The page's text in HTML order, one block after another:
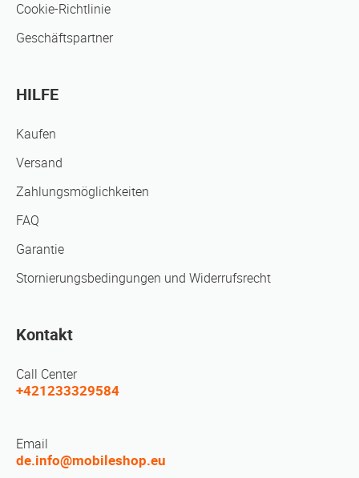
Cookie-Richtlinie
Geschäftspartner
HILFE
Kaufen
Versand
Zahlungsmöglichkeiten
FAQ
Garantie
Stornierungsbedingungen und Widerrufsrecht
Kontakt
Call Center
+421233329584
Email
de.info@mobileshop.eu